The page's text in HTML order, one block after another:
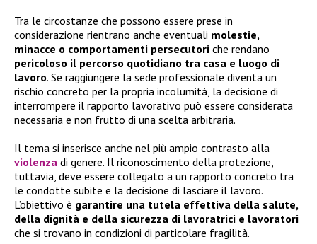
Tra le circostanze che possono essere prese in
considerazione rientrano anche eventuali molestie,
minacce o comportamenti persecutori che rendano
pericoloso il percorso quotidiano tra casa e luogo di
lavoro. Se raggiungere la sede professionale diventa un
rischio concreto per la propria incolumità, la decisione di
interrompere il rapporto lavorativo può essere considerata
necessaria e non frutto di una scelta arbitraria.
Il tema si inserisce anche nel più ampio contrasto alla
violenza di genere. Il riconoscimento della protezione,
tuttavia, deve essere collegato a un rapporto concreto tra
le condotte subite e la decisione di lasciare il lavoro.
L’obiettivo è garantire una tutela effettiva della salute,
della dignità e della sicurezza di lavoratrici e lavoratori
che si trovano in condizioni di particolare fragilità.